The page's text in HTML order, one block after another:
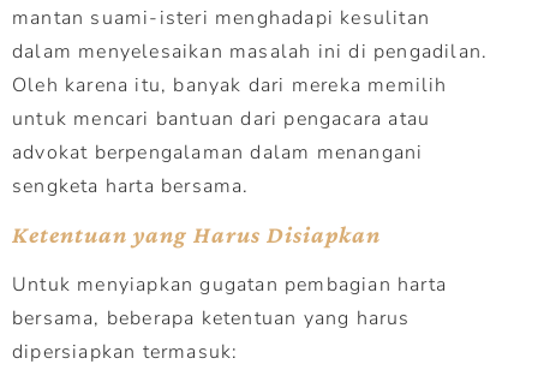
mantan suami-isteri menghadapi kesulitan
dalam menyelesaikan masalah ini di pengadilan.
Oleh karena itu, banyak dari mereka memilih
untuk mencari bantuan dari pengacara atau
advokat berpengalaman dalam menangani
sengketa harta bersama.
Ketentuan yang Harus Disiapkan
Untuk menyiapkan gugatan pembagian harta
bersama, beberapa ketentuan yang harus
dipersiapkan termasuk: